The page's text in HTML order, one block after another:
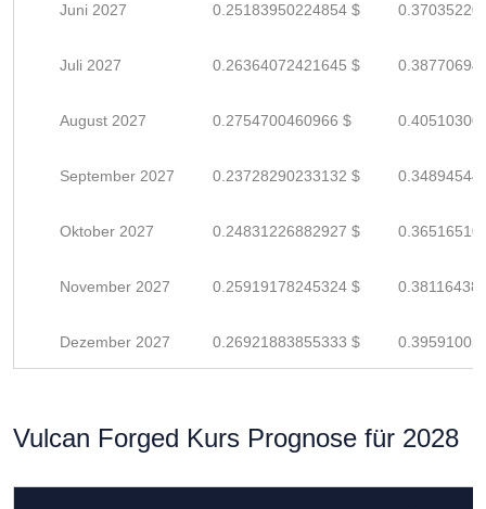
Juni 2027 0.25183950224854 $
Juli 2027 0.26364072421645 $
August 2027 0.2754700460966 $
September 2027 0.23728290233132 $
Oktober 2027 0.24831226882927 $
November 2027 0.25919178245324 $
Dezember 2027 0.26921883855333 $
Vulcan Forged Kurs Prognose für 2028